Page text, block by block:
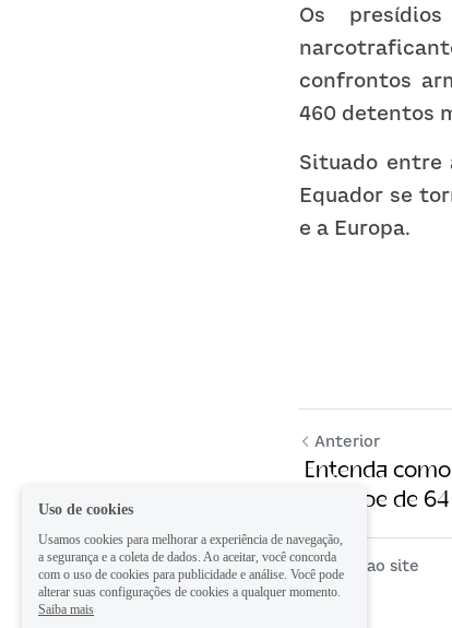
Os
confrontos
460 detentos
Situado entre
Equador se
e a Europa.
Anterior
Entenda
no golpe de 64
Voltar ao site
Uso de cookies
Usamos cookies para melhorar a experiência de navegação,
a segurança e a coleta de dados. Ao aceitar, você concorda
com o uso de cookies para publicidade e análise. Você pode
alterar suas configurações de cookies a qualquer momento.
Saiba mais